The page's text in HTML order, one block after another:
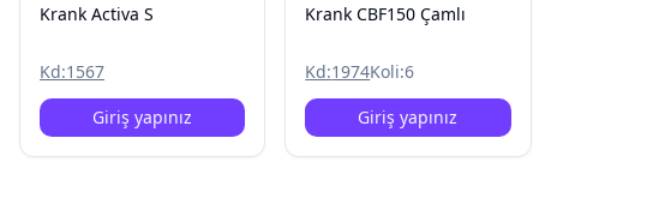
Krank Activa S
Kd:1567
Giriş yapınız
Krank CBF150 Çamlı
Kd:1974Koli:6
Giriş yapınız